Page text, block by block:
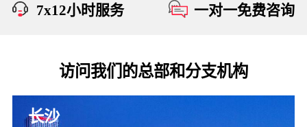
7x12小时服务 一对一免费咨询
访问我们的总部和分支机构
长沙